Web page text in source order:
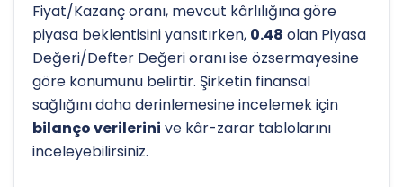
Fiyat/Kazanç oranı, mevcut kârlılığına göre
piyasa beklentisini yansıtırken, 0.48 olan Piyasa
Değeri/Defter Değeri oranı ise özsermayesine
göre konumunu belirtir. Şirketin finansal
sağlığını daha derinlemesine incelemek için
bilanço verilerini ve kâr-zarar tablolarını
inceleyebilirsiniz.